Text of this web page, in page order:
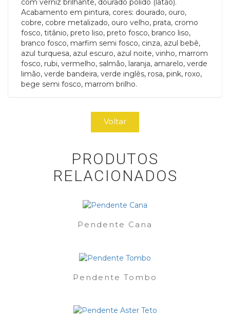
com verniz brilhante, dourado polido (latão).
Acabamento em pintura, cores: dourado, ouro,
cobre, cobre metalizado, ouro velho, prata, cromo
fosco, titânio, preto liso, preto fosco, branco liso,
branco fosco, marfim semi fosco, cinza, azul bebê,
azul turquesa, azul escuro, azul noite, vinho, marrom
fosco, rubi, vermelho, salmão, laranja, amarelo, verde
limão, verde bandeira, verde inglês, rosa, pink, roxo,
bege semi fosco, marrom brilho.
Voltar
PRODUTOS
RELACIONADOS
Pendente Cana
Pendente Tombo